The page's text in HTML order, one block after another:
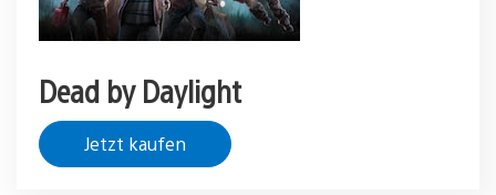
Dead by Daylight
Jetzt kaufen